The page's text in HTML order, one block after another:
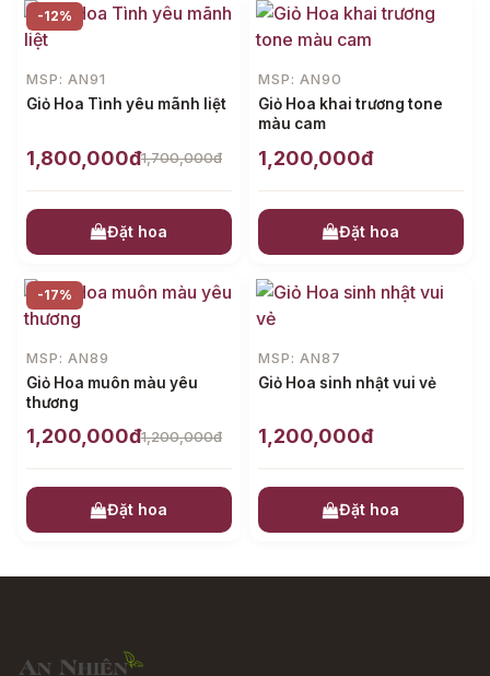
-12%
MSP: AN91
Giỏ Hoa Tình yêu mãnh liệt
1,800,000đ1,700,000đ
Đặt hoa
MSP: AN90
Giỏ Hoa khai trương tone
màu cam
1,200,000đ
Đặt hoa
-17%
MSP: AN89
Giỏ Hoa muôn màu yêu
thương
1,200,000đ1,200,000đ
Đặt hoa
MSP: AN87
Giỏ Hoa sinh nhật vui vẻ
1,200,000đ
Đặt hoa